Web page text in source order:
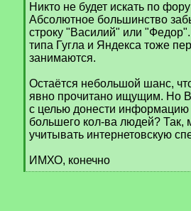
Никто не будет искать по
Абсолютное большинство
строку "Василий" или
типа Гугла и Яндекса тоже
занимаются.
Остаётся небольшой шанс,
явно прочитано ищущим. Но
с целью донести
большего кол-ва людей? Так,
учитывать интернетовскую
ИМХО, конечно
[